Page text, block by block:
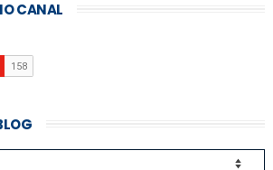
CANAL